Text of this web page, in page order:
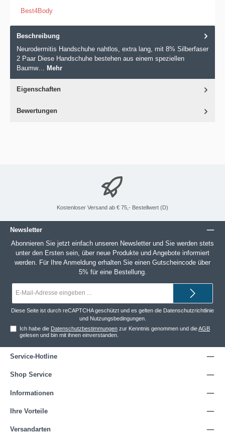
Best4Body
Beschreibung
Neurodermitis Handschuhe nahtlos, extra lang, mit 8% Silberfaser
2 Paar Diese Handschuhe bestehen aus einem speziellen
Baumw… Mehr
Eigenschaften
Bewertungen
Kostenloser Versand ab € 75,- Bestellwert (D)
Newsletter
Abonnieren Sie jetzt einfach unseren Newsletter und Sie werden stets
unter den Ersten sein, über neue Produkte und Angebote informiert
werden. Für Ihre Anmeldung erhalten Sie einen Gutscheincode über
5% für eine Bestellung.
Diese Seite ist durch reCAPTCHA geschützt und es gelten die Datenschutzrichtlinie
und Nutzungsbedingungen.
Ich habe die Datenschutzbestimmungen zur Kenntnis genommen und dieAGB
gelesen und bin mit ihnen einverstanden.
Service-Hotline
Shop Service
Informationen
Ihre Vorteile
Versandarten